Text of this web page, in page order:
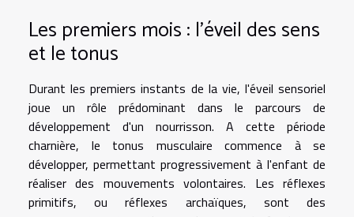
Les premiers mois : l'éveil des sens
et le tonus
Durant les premiers instants de la vie, l'éveil sensoriel
joue un rôle prédominant dans le parcours de
développement d'un nourrisson. A cette période
charnière, le tonus musculaire commence à se
développer, permettant progressivement à l'enfant de
réaliser des mouvements volontaires. Les réflexes
primitifs, ou réflexes archaïques, sont des